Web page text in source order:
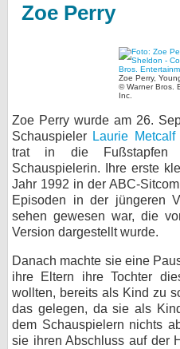
Zoe Perry
Zoe Perry,
© Warner Bros.
Inc.
Zoe Perry wurde am 26.
Schauspieler Laurie Metcalf
trat in die Fußstapfen
Schauspielerin. Ihre erste
Jahr 1992 in der ABC-
Episoden in der jüngeren
sehen gewesen war, die
Version dargestellt wurde.
Danach machte sie eine
ihre Eltern ihre Tochter
wollten, bereits als Kind zu
das gelegen, da sie als
dem Schauspielern nichts
sie ihren Abschluss auf der